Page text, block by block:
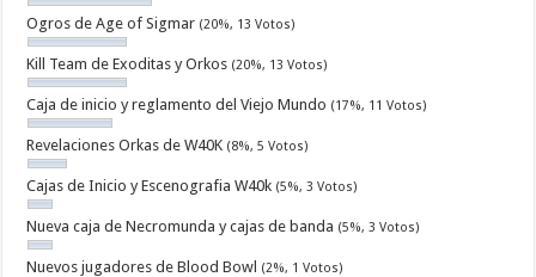
Ogros de Age of Sigmar (20%, 13 Votos)
Kill Team de Exoditas y Orkos (20%, 13 Votos)
Caja de inicio y reglamento del Viejo Mundo (17%, 11 Votos)
Revelaciones Orkas de W40K (8%, 5 Votos)
Cajas de Inicio y Escenografia W40k (5%, 3 Votos)
Nueva caja de Necromunda y cajas de banda (5%, 3 Votos)
Nuevos jugadores de Blood Bowl (2%, 1 Votos)